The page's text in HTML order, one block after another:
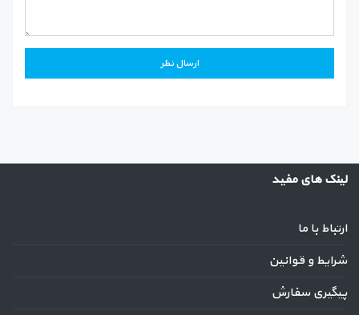
لینک های مفید
ارتباط با ما
شرایط و قوانین
پیگیری سفارش